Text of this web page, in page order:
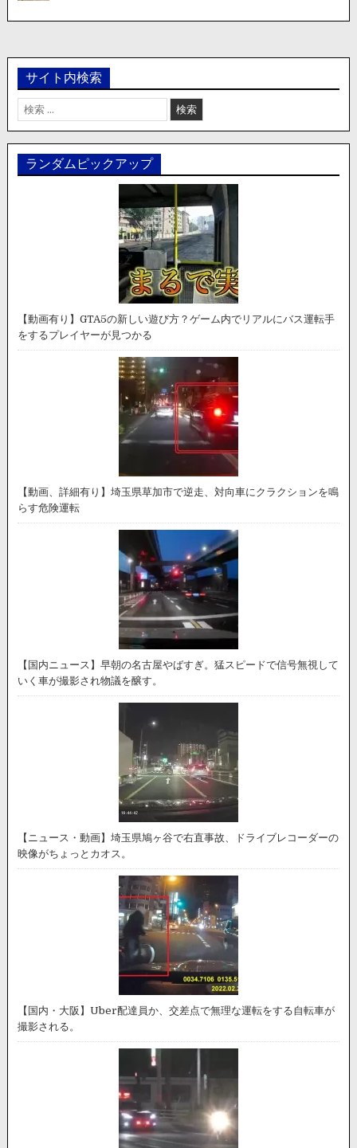
サイト内検索
検
索:
ランダムピックアップ
【動画有り】GTA5の新しい遊び方？ゲーム内でリアルにバス運転手
をするプレイヤーが見つかる
【動画、詳細有り】埼玉県草加市で逆走、対向車にクラクションを鳴
らす危険運転
【国内ニュース】早朝の名古屋やばすぎ。猛スピードで信号無視して
いく車が撮影され物議を醸す。
【ニュース・動画】埼玉県鳩ヶ谷で右直事故、ドライブレコーダーの
映像がちょっとカオス。
【国内・大阪】Uber配達員か、交差点で無理な運転をする自転車が
撮影される。